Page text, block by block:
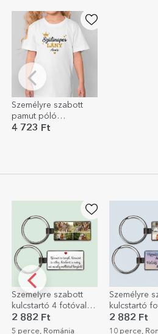
Személyre szabott
pamut póló
gyerekeknek
4 723 Ft
Személyre szabott
kulcstartó 4 fotóval
és szöveggel
2 882 Ft
5 perce, Románia
Személyre
kulcstartó
szöveggel
2 882 Ft
10 perce,